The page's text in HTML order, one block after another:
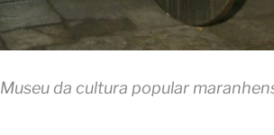
Museu da cultura popular